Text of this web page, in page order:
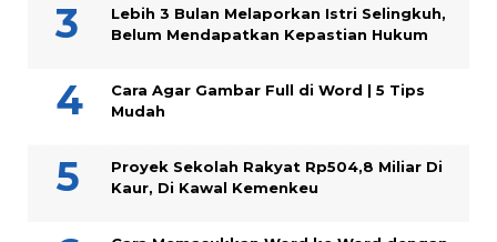
Lebih 3 Bulan Melaporkan Istri Selingkuh,
Belum Mendapatkan Kepastian Hukum
Cara Agar Gambar Full di Word | 5 Tips
Mudah
Proyek Sekolah Rakyat Rp504,8 Miliar Di
Kaur, Di Kawal Kemenkeu